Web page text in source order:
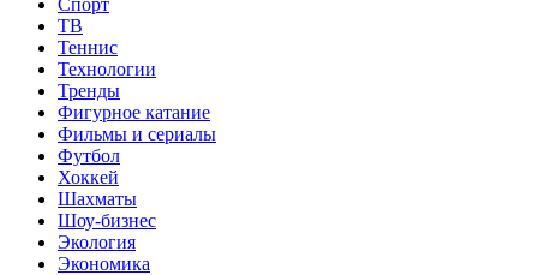
ТВ
Теннис
Технологии
Тренды
Фигурное катание
Фильмы и сериалы
Футбол
Хоккей
Шахматы
Шоу-бизнес
Экология
Экономика